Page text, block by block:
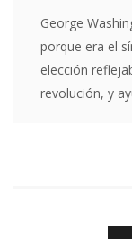
George
porque era el
elección
revolución, y